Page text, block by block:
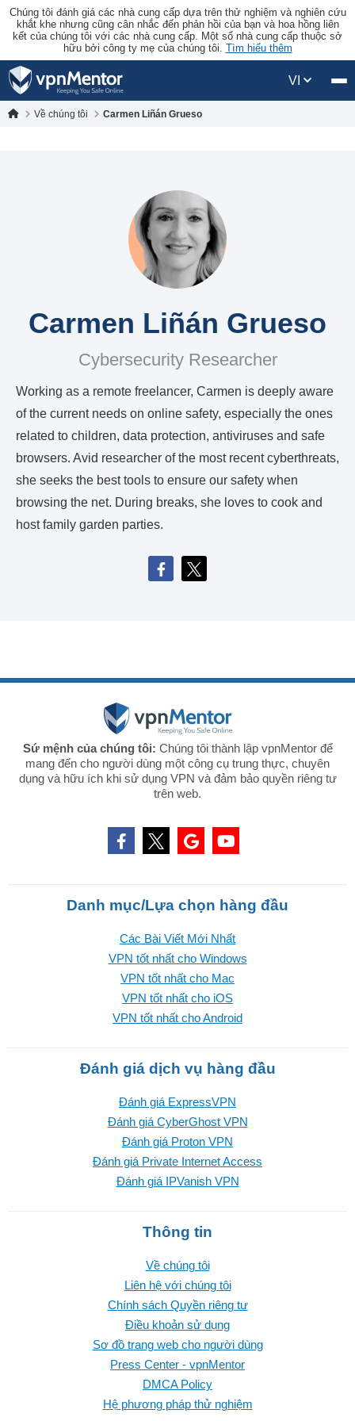
Chúng tôi đánh giá các nhà cung cấp dựa trên thử nghiệm và nghiên cứu
khắt khe nhưng cũng cân nhắc đến phản hồi của bạn và hoa hồng liên
kết của chúng tôi với các nhà cung cấp. Một số nhà cung cấp thuộc sở
hữu bởi công ty mẹ của chúng tôi. Tìm hiểu thêm
VI
Về chúng tôi Carmen Liñán Grueso
Carmen Liñán Grueso
Cybersecurity Researcher
Working as a remote freelancer, Carmen is deeply aware
of the current needs on online safety, especially the ones
related to children, data protection, antiviruses and safe
browsers. Avid researcher of the most recent cyberthreats,
she seeks the best tools to ensure our safety when
browsing the net. During breaks, she loves to cook and
host family garden parties.
Sứ mệnh của chúng tôi: Chúng tôi thành lập vpnMentor để
mang đến cho người dùng một công cụ trung thực, chuyên
dụng và hữu ích khi sử dụng VPN và đảm bảo quyền riêng tư
trên web.
Danh mục/Lựa chọn hàng đầu
Các Bài Viết Mới Nhất
VPN tốt nhất cho Windows
VPN tốt nhất cho Mac
VPN tốt nhất cho iOS
VPN tốt nhất cho Android
Đánh giá dịch vụ hàng đầu
Đánh giá ExpressVPN
Đánh giá CyberGhost VPN
Đánh giá Proton VPN
Đánh giá Private Internet Access
Đánh giá IPVanish VPN
Thông tin
Về chúng tôi
Liên hệ với chúng tôi
Chính sách Quyền riêng tư
Điều khoản sử dụng
Sơ đồ trang web cho người dùng
Press Center - vpnMentor
DMCA Policy
Hệ phương pháp thử nghiệm